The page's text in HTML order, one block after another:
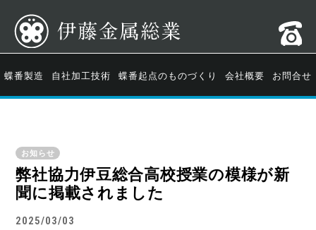
蝶番製造 自社加工技術 蝶番起点のものづくり 会社概要 お問合せ
お知らせ
弊社協力伊豆総合高校授業の模様が新
聞に掲載されました
2025/03/03